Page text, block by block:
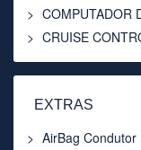
COMPUTADOR
CRUISE
EXTRAS
AirBag Condutor